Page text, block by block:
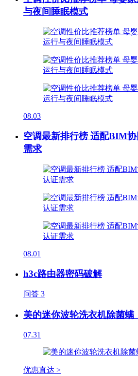
与夜间睡眠模式
08.03
空调最新排行榜 适配BIM
需求
08.01
h3c路由器密码破解
问答 3
美的迷你波轮洗衣机除菌螨
07.31
优惠直达 >